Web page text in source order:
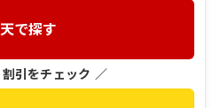
で探す
引をチェック ／